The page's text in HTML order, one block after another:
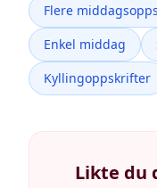
Flere
Enkel middag
Kyllingoppskrifter
Likte du